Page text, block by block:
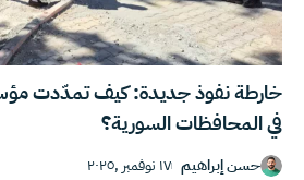
خارطة نفوذ جديدة: كيف تمدّدت
في المحافظات السورية؟
حسن إبراهيم ١٧ نوفمبر ,٢٠٢٥